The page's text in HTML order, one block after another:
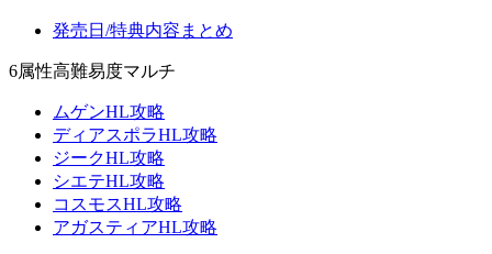
発売日/特典内容まとめ
6属性高難易度マルチ
ムゲンHL攻略
ディアスポラHL攻略
ジークHL攻略
シエテHL攻略
コスモスHL攻略
アガスティアHL攻略